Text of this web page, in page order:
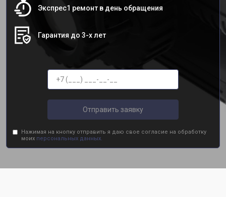
Экспрес1 ремонт в день обращения
Гарантия до 3-х лет
Отправить заявку
Нажимая на кнопку отправить я даю свое согласие на обработку
моих персональных данных.